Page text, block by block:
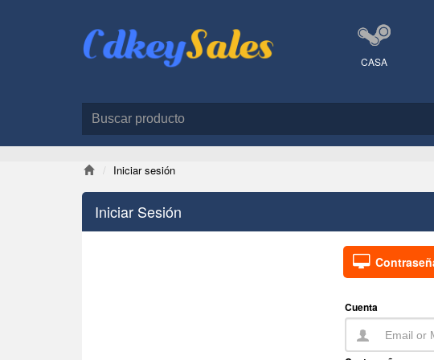
CASA
Iniciar sesión
Iniciar Sesión
Cuenta